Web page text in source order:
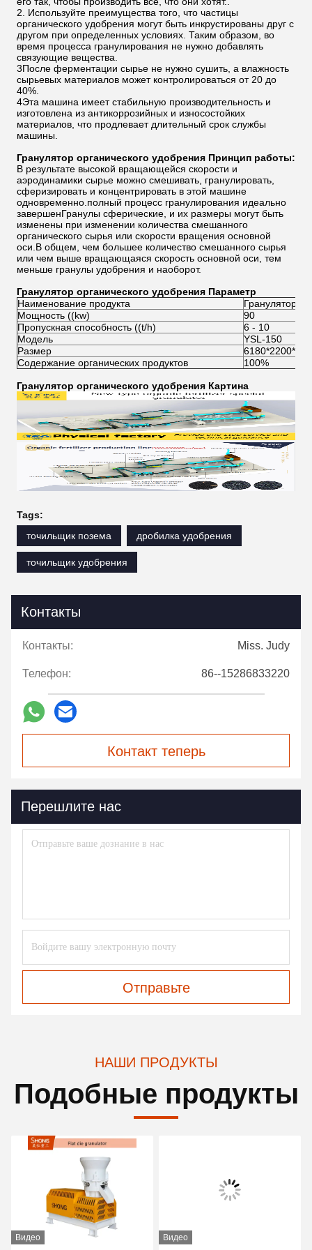
2. Используйте преимущества того, что частицы
органического удобрения могут быть инкрустированы друг с
другом при определенных условиях. Таким образом, во
время процесса гранулирования не нужно добавлять
связующие вещества.
3После ферментации сырье не нужно сушить, а влажность
сырьевых материалов может контролироваться от 20 до
40%.
4Эта машина имеет стабильную производительность и
изготовлена из антикоррозийных и износостойких
материалов, что продлевает длительный срок службы
машины.
Гранулятор органического удобрения Принцип работы:
В результате высокой вращающейся скорости и
аэродинамики сырье можно смешивать, гранулировать,
сферизировать и концентрировать в этой машине
одновременно.полный процесс гранулирования идеально
завершенГранулы сферические, и их размеры могут быть
изменены при изменении количества смешанного
органического сырья или скорости вращения основной
оси.В общем, чем большее количество смешанного сырья
или чем выше вращающаяся скорость основной оси, тем
меньше гранулы удобрения и наоборот.
Гранулятор органического удобрения Параметр
Наименование продукта
Гранулятор
Мощность ((kw)
90
Пропускная способность ((t/h)
6 - 10
Модель
YSL-150
Размер
Содержание органических продуктов
100%
Гранулятор органического удобрения Картина
Tags:
точильщик позема
дробилка удобрения
точильщик удобрения
Контакты
Контакты: Miss. Judy
Телефон: 86--15286833220
Контакт теперь
Перешлите нас
Отправьте
НАШИ ПРОДУКТЫ
Подобные продукты
Видео Видео